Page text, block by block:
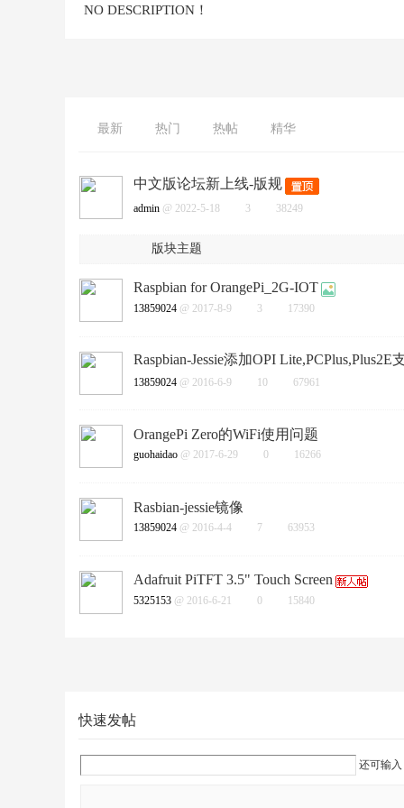
NO DESCRIPTION！
最新 热门 热帖 精华
中文版论坛新上线-版规
admin @ 2022-5-18 3 38249
版块主题
Raspbian for OrangePi_2G-IOT
13859024 @ 2017-8-9 3 17390
Raspbian-Jessie添加OPI Lite,PCPlus,Plus2E
13859024 @ 2016-6-9 10 67961
OrangePi Zero的WiFi使用问题
guohaidao @ 2017-6-29 0 16266
Rasbian-jessie镜像
13859024 @ 2016-4-4 7 63953
Adafruit PiTFT 3.5" Touch Screen
5325153 @ 2016-6-21 0 15840
快速发帖
还可输入